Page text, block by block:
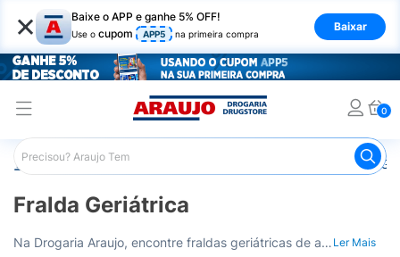
× Baixe o APP e ganhe 5% OFF!
Use o cupom APP5 na primeira compra
Baixar
0
Araujo Saúde e Bem Estar Fralda
Fralda Geriátrica
Na Drogaria Araujo, encontre fraldas geriátricas de alta qualidade. Proporcionando conforto e segurança aos mais velhos. Entrega para todo o Brasil. Ler Mais